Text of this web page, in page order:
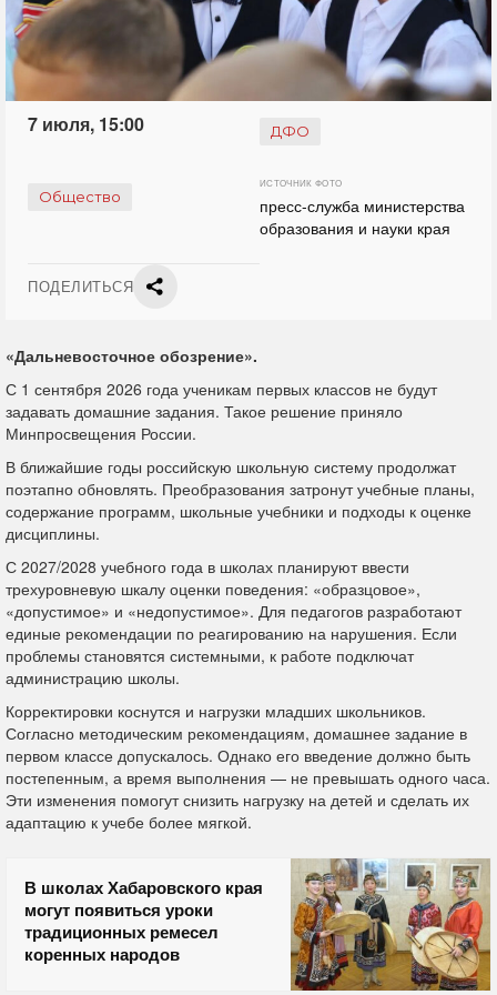
7 июля, 15:00 ДФО
Общество
ИСТОЧНИК ФОТО
пресс-служба министерства
образования и науки края
ПОДЕЛИТЬСЯ
«Дальневосточное обозрение».
С 1 сентября 2026 года ученикам первых классов не будут
задавать домашние задания. Такое решение приняло
Минпросвещения России.
В ближайшие годы российскую школьную систему продолжат
поэтапно обновлять. Преобразования затронут учебные планы,
содержание программ, школьные учебники и подходы к оценке
дисциплины.
С 2027/2028 учебного года в школах планируют ввести
трехуровневую шкалу оценки поведения: «образцовое»,
«допустимое» и «недопустимое». Для педагогов разработают
единые рекомендации по реагированию на нарушения. Если
проблемы становятся системными, к работе подключат
администрацию школы.
Корректировки коснутся и нагрузки младших школьников.
Согласно методическим рекомендациям, домашнее задание в
первом классе допускалось. Однако его введение должно быть
постепенным, а время выполнения — не превышать одного часа.
Эти изменения помогут снизить нагрузку на детей и сделать их
адаптацию к учебе более мягкой.
В школах Хабаровского края
могут появиться уроки
традиционных ремесел
коренных народов